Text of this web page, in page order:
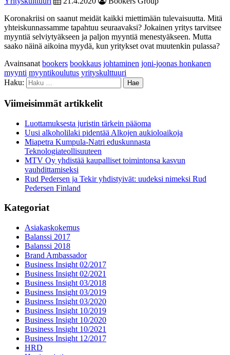
Koronakriisi on saanut meidät kaikki miettimään tulevaisuutta. Mitä
yhteiskunnassamme tapahtuu seuraavaksi? Jokainen yritys tarvitsee
myyntiä selviytyäkseen ja paljon myyntiä menestyäkseen. Mutta
saako näinä aikoina myydä, kun yritykset ovat muutenkin pulassa?
Avainsanat bookers bookkaus johtaminen joni-joonas honkanen
myynti myyntikoulutus yrityskulttuuri
Haku:
Viimeisimmät artikkelit
Luottamuksesta juristin tärkein pääoma
Uusi alkoholilaki pidentää Alkojen aukioloaikoja
Miapetra Kumpula-Natri eduskunnasta
Teknologiateollisuuteen
MTV Oy yhdistää kaupalliset toimintonsa kasvun
vauhdittamiseksi
Rud Pedersen ja Tekir yhdistyivät: uudeksi nimeksi Rud
Pedersen Finland
Kategoriat
Asiakaskokemus
Balanssi 2017
Balanssi 2018
Brand Ambassador
Business Insight 02/2017
Business Insight 02/2021
Business Insight 03/2018
Business Insight 03/2019
Business Insight 03/2020
Business Insight 10/2019
Business Insight 10/2020
Business Insight 10/2021
Business Insight 12/2017
HRD